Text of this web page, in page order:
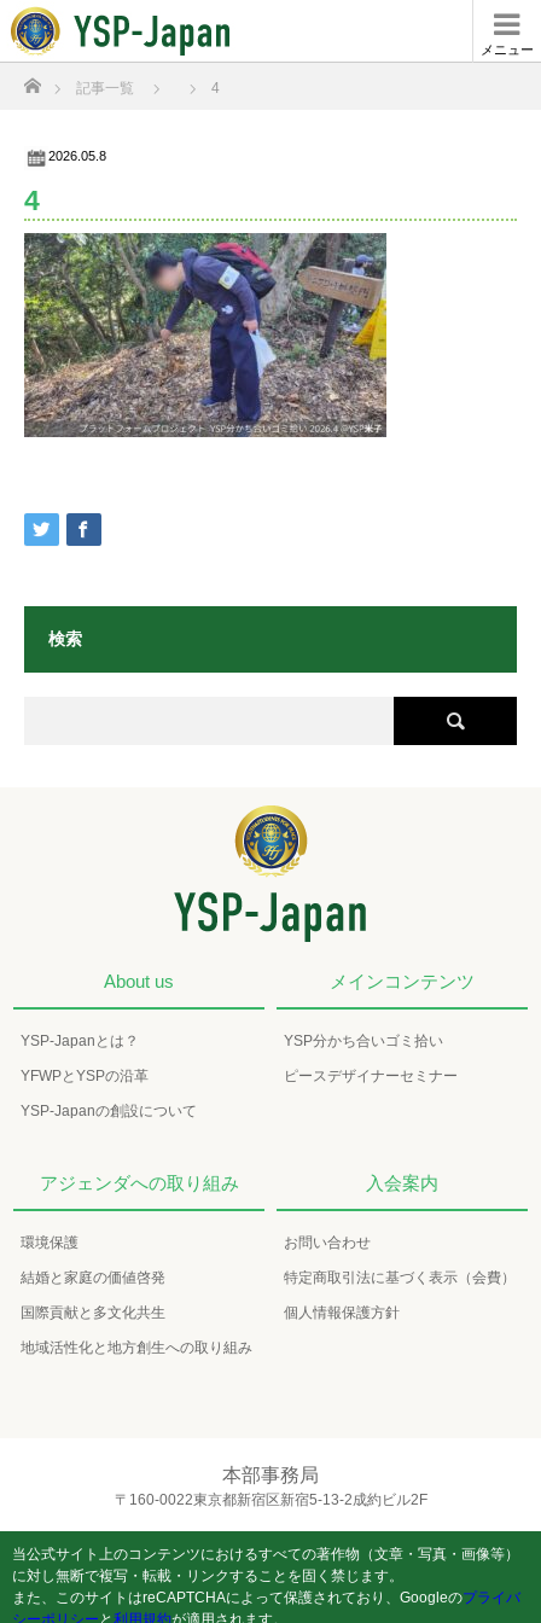
メニュー
ホーム
記事一覧 4
2026.05.8
4
検索
About us
YSP-Japanとは？
YFWPとYSPの沿革
YSP-Japanの創設について
メインコンテンツ
YSP分かち合いゴミ拾い
ピースデザイナーセミナー
アジェンダへの取り組み
環境保護
結婚と家庭の価値啓発
国際貢献と多文化共生
地域活性化と地方創生への取り組み
入会案内
お問い合わせ
特定商取引法に基づく表示（会費）
個人情報保護方針
本部事務局
〒160-0022東京都新宿区新宿5-13-2成約ビル2F
当公式サイト上のコンテンツにおけるすべての著作物（文章・写真・画像等）
に対し無断で複写・転載・リンクすることを固く禁じます。
また、このサイトはreCAPTCHAによって保護されており、Googleのプライバ
シーポリシー と 利用規約が適用されます。